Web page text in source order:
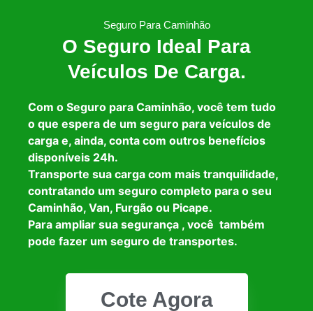
Seguro Para Caminhão
O Seguro Ideal Para
Veículos De Carga.
Com o Seguro para Caminhão, você tem tudo
o que espera de um seguro para veículos de
carga e, ainda, conta com outros benefícios
disponíveis 24h.
Transporte sua carga com mais tranquilidade,
contratando um seguro completo para o seu
Caminhão, Van, Furgão ou Picape.
Para ampliar sua segurança , você também
pode fazer um seguro de transportes.
Cote Agora